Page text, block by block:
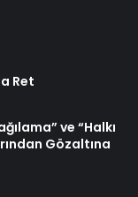
Ret
ve “Halkı
Gözaltına